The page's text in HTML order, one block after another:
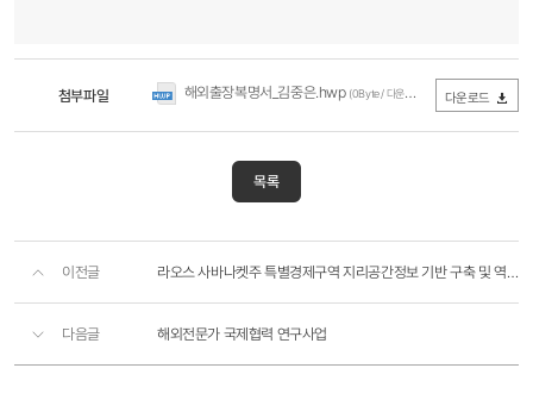
첨부파일 해외출장복명서_김중은.hwp (0Byte / 다운로드 315회) 다운로드
목록
이전글 라오스 사바나켓주 특별경제구역 지리공간정보 기반 구축 및 역량강화사업
다음글 해외전문가 국제협력 연구사업